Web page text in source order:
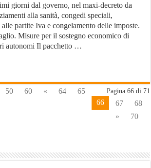
giorni dal governo, nel maxi-decreto da
alla sanità, congedi speciali,
partite Iva e congelamento delle imposte.
Misure per il sostegno economico di
autonomi Il pacchetto …
Pagina 66 di 71
50 60 « 64
65
66
67
68
»
70